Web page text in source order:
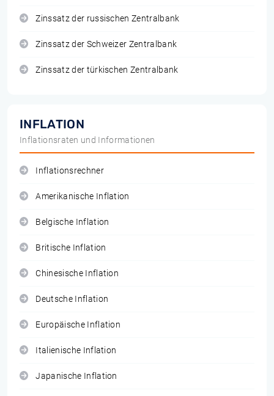
Zinssatz der russischen Zentralbank
Zinssatz der Schweizer Zentralbank
Zinssatz der türkischen Zentralbank
INFLATION
Inflationsraten und Informationen
Inflationsrechner
Amerikanische Inflation
Belgische Inflation
Britische Inflation
Chinesische Inflation
Deutsche Inflation
Europäische Inflation
Italienische Inflation
Japanische Inflation